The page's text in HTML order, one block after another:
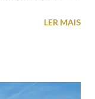
se por
é grátis de
LER MAIS